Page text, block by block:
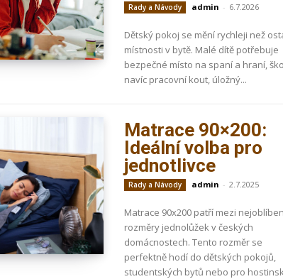
Rady a Návody admin - 6.7.2026
Dětský pokoj se mění rychleji než
místnosti v bytě. Malé dítě potřebuje
bezpečné místo na spaní a hraní,
navíc pracovní kout, úložný...
Matrace 90×200:
Ideální volba pro
jednotlivce
Rady a Návody admin - 2.7.2025
Matrace 90x200 patří mezi
rozměry jednolůžek v českých
domácnostech. Tento rozměr se
perfektně hodí do dětských pokojů,
studentských bytů nebo pro